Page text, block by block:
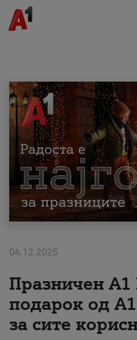
МК EN SQ
Приватни
Поддршка
Надополни кредит
За нас
#ПодобарОнлајн
04.12.2025
Празничен A1
подарок од
за сите